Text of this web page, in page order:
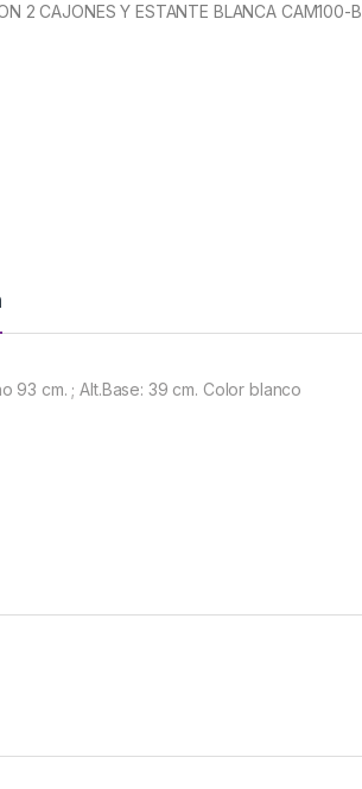
2 CAJONES Y ESTANTE BLANCA CAM100-B
93 cm. ; Alt.Base: 39 cm. Color blanco